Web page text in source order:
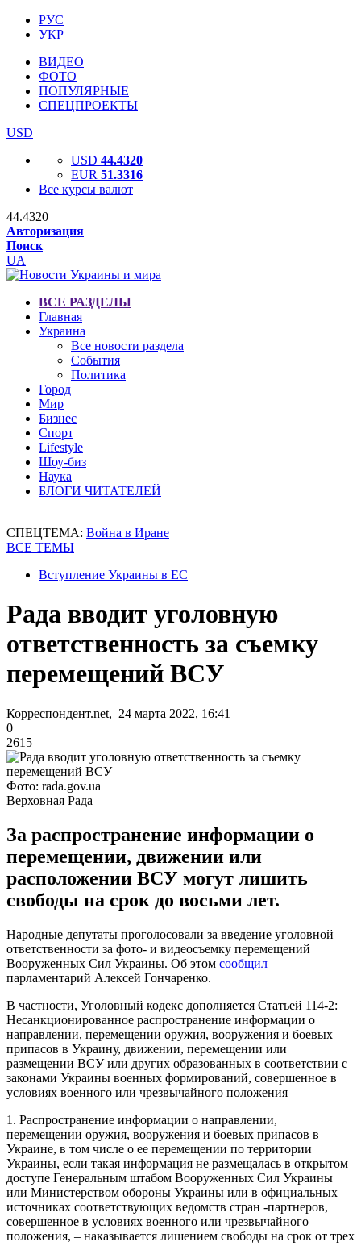
РУС
УКР
ВИДЕО
ФОТО
ПОПУЛЯРНЫЕ
СПЕЦПРОЕКТЫ
USD
USD 44.4320
EUR 51.3316
Все курсы валют
44.4320
Авторизация
Поиск
UA
ВСЕ РАЗДЕЛЫ
Главная
Украина
Все новости раздела
События
Политика
Город
Мир
Бизнес
Спорт
Lifestyle
Шоу-биз
Наука
БЛОГИ ЧИТАТЕЛЕЙ
СПЕЦТЕМА: Война в Иране
ВСЕ ТЕМЫ
Вступление Украины в ЕС
Рада вводит уголовную
ответственность за съемку
перемещений ВСУ
Корреспондент.net, 24 марта 2022, 16:41
0
2615
Фото: rada.gov.ua
Верховная Рада
За распространение информации о
перемещении, движении или
расположении ВСУ могут лишить
свободы на срок до восьми лет.
Народные депутаты проголосовали за введение уголовной
ответственности за фото- и видеосъемку перемещений
Вооруженных Сил Украины. Об этом сообщил
парламентарий Алексей Гончаренко.
В частности, Уголовный кодекс дополняется Статьей 114-2:
Несанкционированное распространение информации о
направлении, перемещении оружия, вооружения и боевых
припасов в Украину, движении, перемещении или
размещении ВСУ или других образованных в соответствии с
законами Украины военных формирований, совершенное в
условиях военного или чрезвычайного положения
1. Распространение информации о направлении,
перемещении оружия, вооружения и боевых припасов в
Украине, в том числе о ее перемещении по территории
Украины, если такая информация не размещалась в открытом
доступе Генеральным штабом Вооруженных Сил Украины
или Министерством обороны Украины или в официальных
источниках соответствующих ведомств стран -партнеров,
совершенное в условиях военного или чрезвычайного
положения, – наказывается лишением свободы на срок от трех